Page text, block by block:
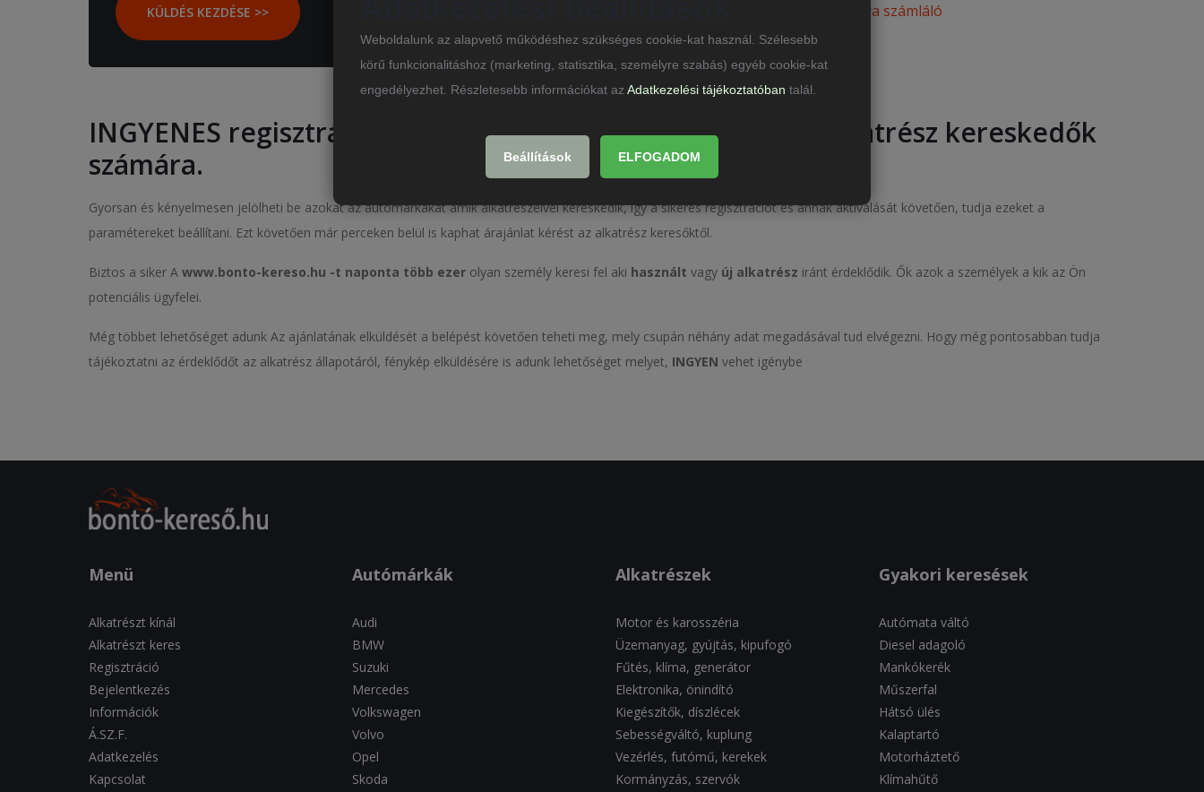
KÜLDÉS KEZDÉSE >>
Üzemóra számláló
INGYENES regisztrációt biztosítunk új vagy használt autóalkatrész kereskedők
számára.
Gyorsan és kényelmesen jelölheti be azokat az autómárkákat amik alkatrészeivel kereskedik, így a sikeres regisztrációt és annak aktiválását követően, tudja ezeket a
paramétereket beállítani. Ezt követően már perceken belül is kaphat árajánlat kérést az alkatrész keresőktől.
Biztos a siker A www.bonto-kereso.hu -t naponta több ezer olyan személy keresi fel aki használt vagy új alkatrész iránt érdeklődik. Ők azok a személyek a kik az Ön
potenciális ügyfelei.
Még többet lehetőséget adunk Az ajánlatának elküldését a belépést követően teheti meg, mely csupán néhány adat megadásával tud elvégezni. Hogy még pontosabban tudja
tájékoztatni az érdeklődőt az alkatrész állapotáról, fénykép elküldésére is adunk lehetőséget melyet, INGYEN vehet igénybe
Menü
Alkatrészt kínál
Alkatrészt keres
Regisztráció
Bejelentkezés
Információk
Á.SZ.F.
Adatkezelés
Kapcsolat
Autómárkák
Audi
BMW
Suzuki
Mercedes
Volkswagen
Volvo
Opel
Skoda
Alkatrészek
Motor és karosszéria
Üzemanyag, gyújtás, kipufogó
Fűtés, klíma, generátor
Elektronika, önindító
Kiegészítők, díszlécek
Sebességváltó, kuplung
Vezérlés, futómű, kerekek
Kormányzás, szervók
Gyakori keresések
Autómata váltó
Diesel adagoló
Mankókerék
Műszerfal
Hátsó ülés
Kalaptartó
Motorháztető
Klímahűtő
Weboldalunk az alapvető működéshez szükséges cookie-kat használ. Szélesebb
körű funkcionalitáshoz (marketing, statisztika, személyre szabás) egyéb cookie-kat
engedélyezhet. Részletesebb információkat az Adatkezelési tájékoztatóban talál.
Beállítások ELFOGADOM